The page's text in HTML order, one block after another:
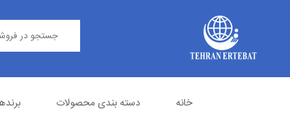
خانه دسته بندی محصولات